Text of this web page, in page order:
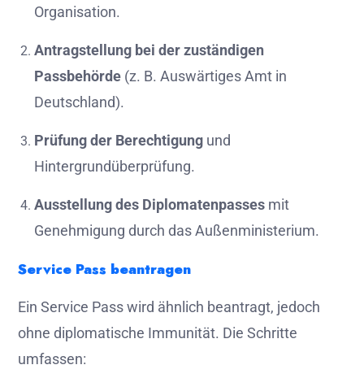
Organisation.
Antragstellung bei der zuständigen
Passbehörde (z. B. Auswärtiges Amt in
Deutschland).
Prüfung der Berechtigung und
Hintergrundüberprüfung.
Ausstellung des Diplomatenpasses mit
Genehmigung durch das Außenministerium.
Service Pass beantragen
Ein Service Pass wird ähnlich beantragt, jedoch
ohne diplomatische Immunität. Die Schritte
umfassen: